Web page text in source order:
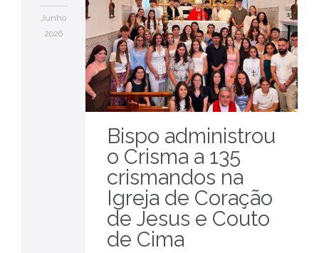
Junho
2026
Bispo administrou
o Crisma a 135
crismandos na
Igreja de Coração
de Jesus e Couto
de Cima